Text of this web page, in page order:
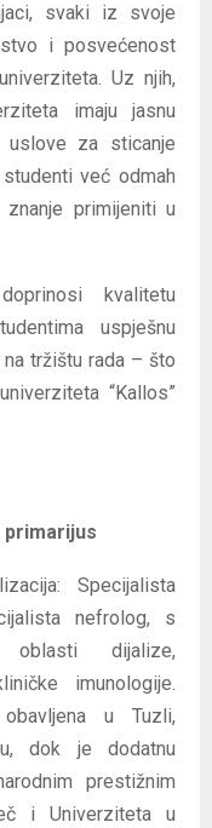
svaki iz svoje
i posvećenost
Uz njih,
imaju jasnu
uslove za sticanje
već odmah
primijeniti u
kvalitetu
uspješnu
tržištu rada – što
“Kallos”
primarijus
Specijalista
nefrolog, s
dijalize,
imunologije.
u Tuzli,
dok je dodatnu
prestižnim
i Univerziteta u